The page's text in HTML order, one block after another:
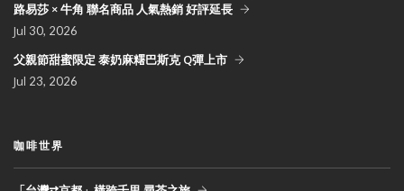
路易莎 × 牛角 聯名商品 人氣熱銷 好評延長
Jul 30, 2026
父親節甜蜜限定 泰奶麻糬巴斯克 Q彈上市
Jul 23, 2026
咖啡世界